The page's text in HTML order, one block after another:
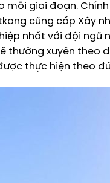
mỗi giai đoạn.
cũng cấp Xây
nhất với đội ngũ
thường xuyên
thực hiện theo